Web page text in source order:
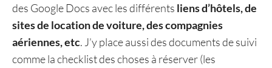
des Google Docs avec les différents liens d’hôtels, de
sites de location de voiture, des compagnies
aériennes, etc. J’y place aussi des documents de suivi
comme la checklist des choses à réserver (les